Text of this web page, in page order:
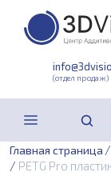
(отдел продаж)
Главная страница /
/ PETG Pro